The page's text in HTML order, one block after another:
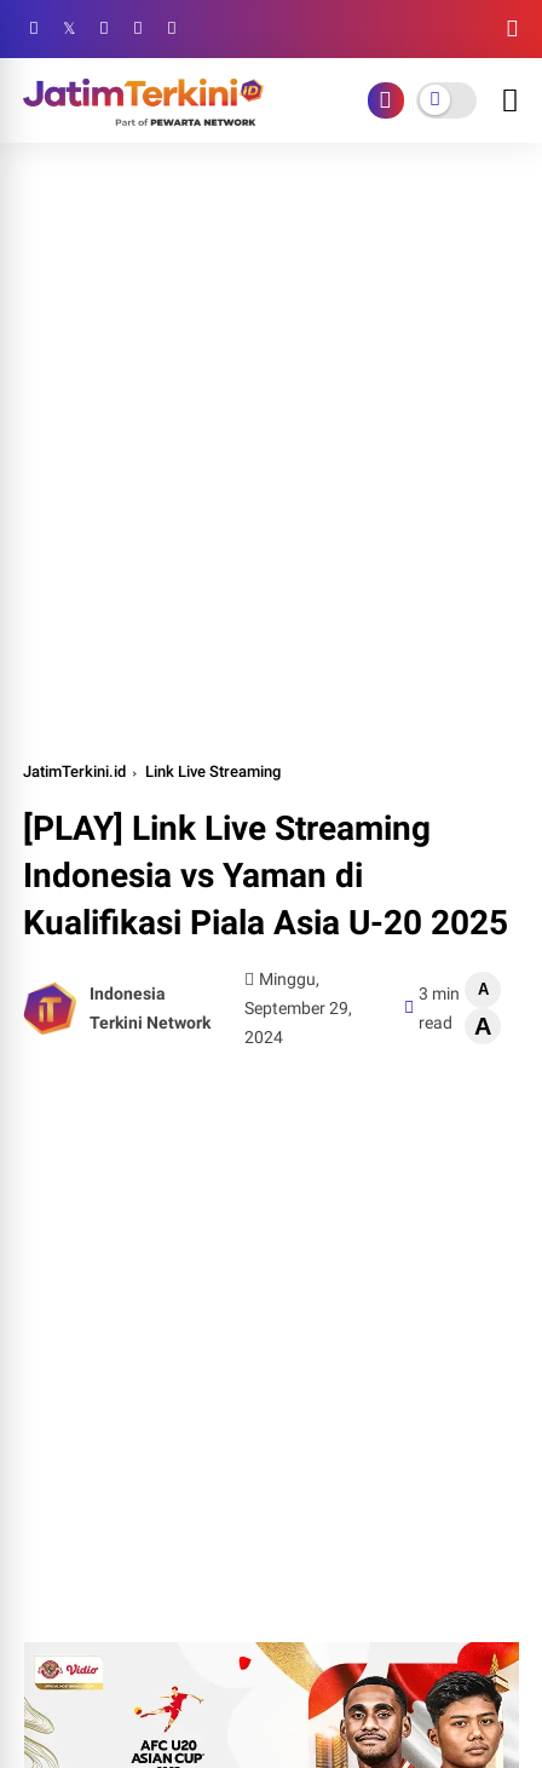
JatimTerkini.id Link Live Streaming
[PLAY] Link Live Streaming
Indonesia vs Yaman di
Kualifikasi Piala Asia U-20 2025
Indonesia
Terkini Network
Minggu,
September 29,
2024
3 min
read
A
A